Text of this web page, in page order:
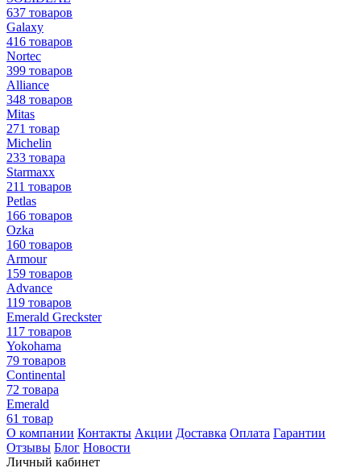
637 товаров
Galaxy
416 товаров
Nortec
399 товаров
Alliance
348 товаров
Mitas
271 товар
Michelin
233 товара
Starmaxx
211 товаров
Petlas
166 товаров
Ozka
160 товаров
Armour
159 товаров
Advance
119 товаров
Emerald Greckster
117 товаров
Yokohama
79 товаров
Continental
72 товара
Emerald
61 товар
О компании Контакты Акции Доставка Оплата Гарантии
Отзывы Блог Новости
Личный кабинет